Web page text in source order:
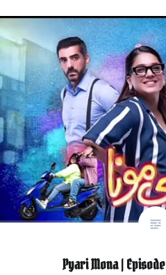
Pyari Mona |